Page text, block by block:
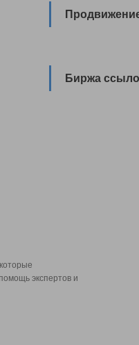
Биржа
экспертов и